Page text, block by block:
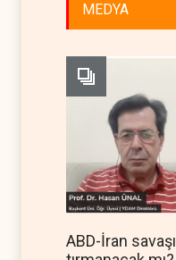
MEDYA
ABD-İran savaşı